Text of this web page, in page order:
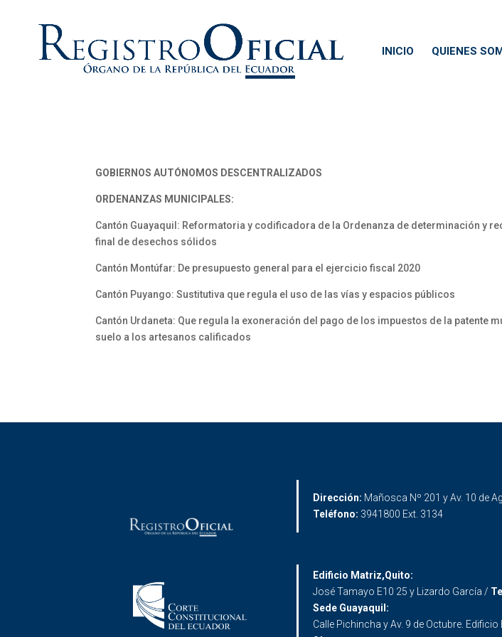
INICIO QUIENES
GOBIERNOS AUTÓNOMOS DESCENTRALIZADOS
ORDENANZAS MUNICIPALES:
Cantón Guayaquil: Reformatoria y codificadora de la Ordenanza de determinación y
final de desechos sólidos
Cantón Montúfar: De presupuesto general para el ejercicio fiscal 2020
Cantón Puyango: Sustitutiva que regula el uso de las vías y espacios públicos
Cantón Urdaneta: Que regula la exoneración del pago de los impuestos de la patente
suelo a los artesanos calificados
Dirección: Mañosca Nº 201 y Av. 10 de
Teléfono: 3941800 Ext. 3134
Edificio Matriz,Quito:
José Tamayo E10 25 y Lizardo García /
Sede Guayaquil:
Calle Pichincha y Av. 9 de Octubre.